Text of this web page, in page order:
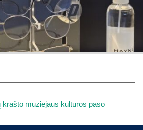
krašto muziejaus kultūros paso